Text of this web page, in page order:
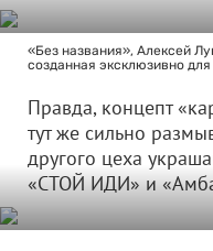
«Без названия», Алексей
созданная эксклюзивно
Правда, концепт
тут же сильно
другого цеха
«СТОЙ ИДИ» и